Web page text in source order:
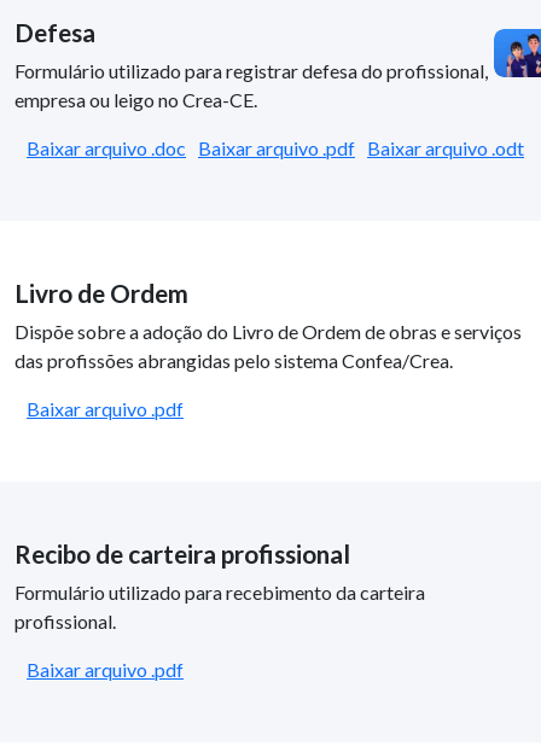
Defesa
Formulário utilizado para registrar defesa do profissional,
empresa ou leigo no Crea-CE.
Baixar arquivo .doc Baixar arquivo .pdf Baixar arquivo .odt
Livro de Ordem
Dispõe sobre a adoção do Livro de Ordem de obras e serviços
das profissões abrangidas pelo sistema Confea/Crea.
Baixar arquivo .pdf
Recibo de carteira profissional
Formulário utilizado para recebimento da carteira
profissional.
Baixar arquivo .pdf